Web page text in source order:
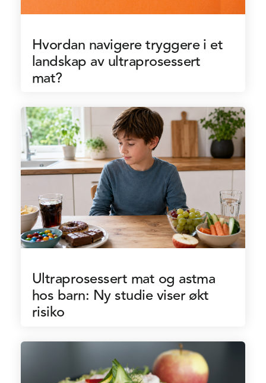
Hvordan navigere tryggere i et
landskap av ultraprosessert
mat?
Ultraprosessert mat og astma
hos barn: Ny studie viser økt
risiko